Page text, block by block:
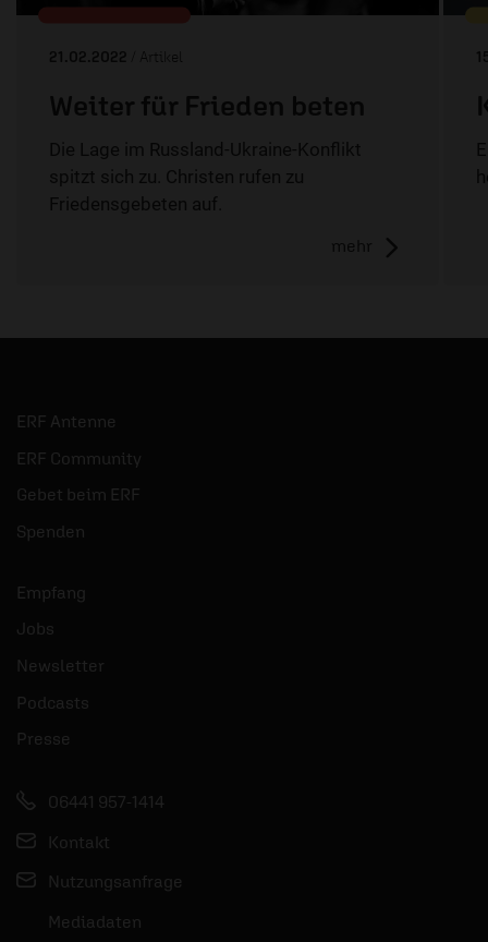
21.02.2022 / Artikel
Weiter für Frieden beten
Die Lage im Russland-Ukraine-Konflikt
spitzt sich zu. Christen rufen zu
Friedensgebeten auf.
mehr
ERF Antenne
ERF Community
Gebet beim ERF
Spenden
Empfang
Jobs
Newsletter
Podcasts
Presse
06441 957-1414
Kontakt
Nutzungsanfrage
Mediadaten